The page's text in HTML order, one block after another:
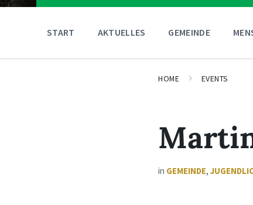
START AKTUELLES GEMEINDE
HOME EVENTS
in GEMEINDE,